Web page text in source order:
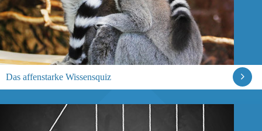
Das affenstarke Wissensquiz